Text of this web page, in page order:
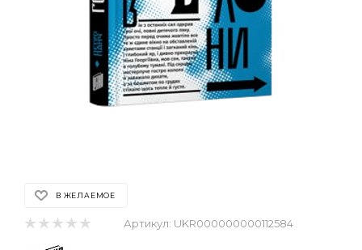
В ЖЕЛАЕМОЕ
Артикул: UKR000000000112584